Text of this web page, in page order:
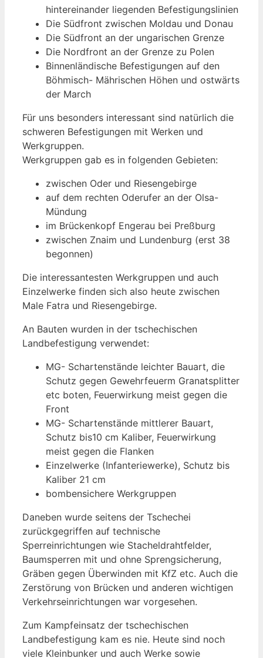
hintereinander liegenden Befestigungslinien
Die Südfront zwischen Moldau und Donau
Die Südfront an der ungarischen Grenze
Die Nordfront an der Grenze zu Polen
Binnenländische Befestigungen auf den
Böhmisch- Mährischen Höhen und ostwärts
der March
Für uns besonders interessant sind natürlich die
schweren Befestigungen mit Werken und
Werkgruppen.
Werkgruppen gab es in folgenden Gebieten:
zwischen Oder und Riesengebirge
auf dem rechten Oderufer an der Olsa-
Mündung
im Brückenkopf Engerau bei Preßburg
zwischen Znaim und Lundenburg (erst 38
begonnen)
Die interessantesten Werkgruppen und auch
Einzelwerke finden sich also heute zwischen
Male Fatra und Riesengebirge.
An Bauten wurden in der tschechischen
Landbefestigung verwendet:
MG- Schartenstände leichter Bauart, die
Schutz gegen Gewehrfeuerm Granatsplitter
etc boten, Feuerwirkung meist gegen die
Front
MG- Schartenstände mittlerer Bauart,
Schutz bis10 cm Kaliber, Feuerwirkung
meist gegen die Flanken
Einzelwerke (Infanteriewerke), Schutz bis
Kaliber 21 cm
bombensichere Werkgruppen
Daneben wurde seitens der Tschechei
zurückgegriffen auf technische
Sperreinrichtungen wie Stacheldrahtfelder,
Baumsperren mit und ohne Sprengsicherung,
Gräben gegen Überwinden mit KfZ etc. Auch die
Zerstörung von Brücken und anderen wichtigen
Verkehrseinrichtungen war vorgesehen.
Zum Kampfeinsatz der tschechischen
Landbefestigung kam es nie. Heute sind noch
viele Kleinbunker und auch Werke sowie